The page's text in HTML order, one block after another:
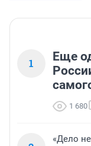
1
Еще
1 680
«Дело